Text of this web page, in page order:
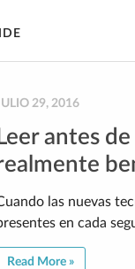
29, 2016
antes
las nuevas
en cada
Read More »